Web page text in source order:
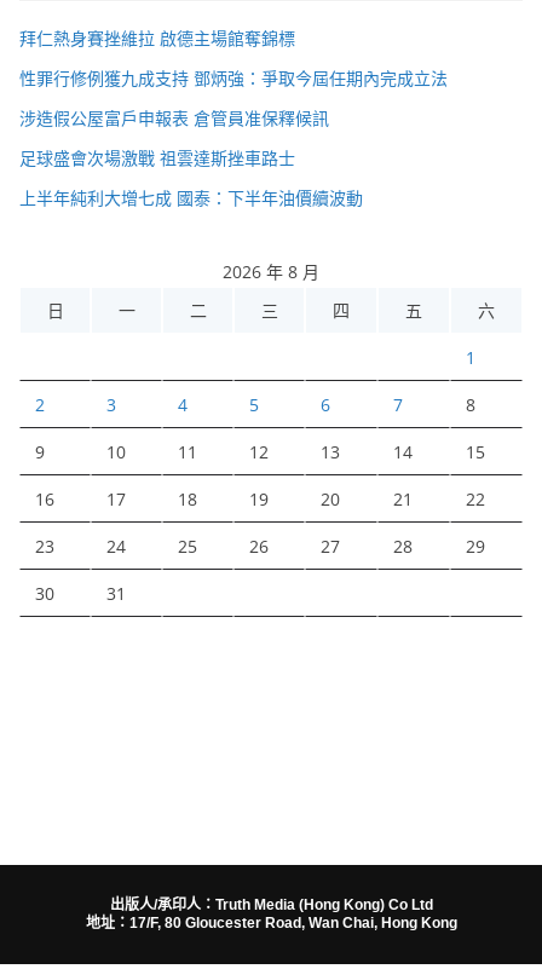
拜仁熱身賽挫維拉 啟德主場館奪錦標
性罪行修例獲九成支持 鄧炳強：爭取今屆任期內完成立法
涉造假公屋富戶申報表 倉管員准保釋候訊
足球盛會次場激戰 祖雲達斯挫車路士
上半年純利大增七成 國泰：下半年油價續波動
2026 年 8 月
日
一 二 三 四 五 六
1
2 3 4 5 6 7 8
9 10 11 12 13 14 15
16 17 18 19 20 21 22
23 24 25 26 27 28 29
30 31
出版人/承印人：Truth Media (Hong Kong) Co Ltd
地址：17/F, 80 Gloucester Road, Wan Chai, Hong Kong